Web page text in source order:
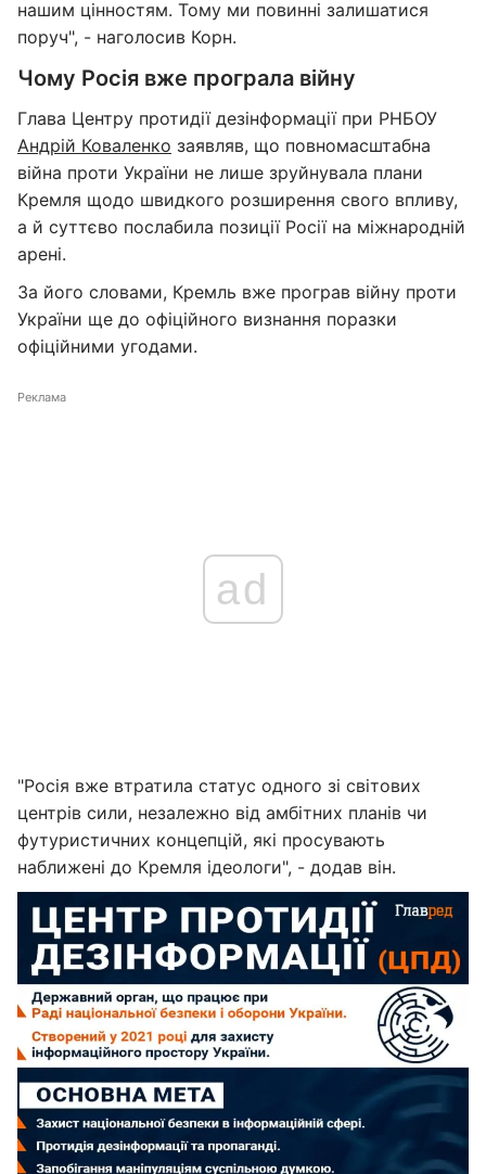
нашим цінностям. Тому ми повинні залишатися
поруч", - наголосив Корн.
Чому Росія вже програла війну
Глава Центру протидії дезінформації при РНБОУ
Андрій Коваленко заявляв, що повномасштабна
війна проти України не лише зруйнувала плани
Кремля щодо швидкого розширення свого впливу,
а й суттєво послабила позиції Росії на міжнародній
арені.
За його словами, Кремль вже програв війну проти
України ще до офіційного визнання поразки
офіційними угодами.
Реклама
ad
"Росія вже втратила статус одного зі світових
центрів сили, незалежно від амбітних планів чи
футуристичних концепцій, які просувають
наближені до Кремля ідеологи", - додав він.